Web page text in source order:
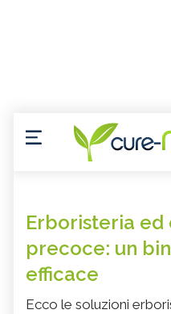
Erboristeria ed
precoce: un
efficace
Ecco le soluzioni